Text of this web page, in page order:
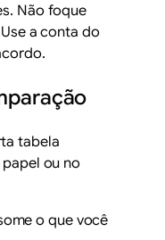
Não foque
a conta do
tabela
ou no
o que você